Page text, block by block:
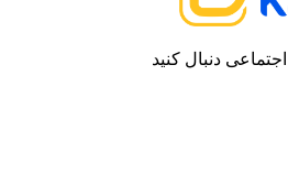
دنبال کنید